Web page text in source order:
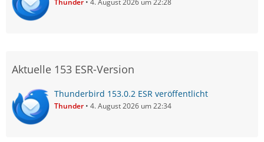
Thunder 4. August 2026 um 22:28
Aktuelle 153 ESR-Version
Thunderbird 153.0.2 ESR veröffentlicht
Thunder 4. August 2026 um 22:34